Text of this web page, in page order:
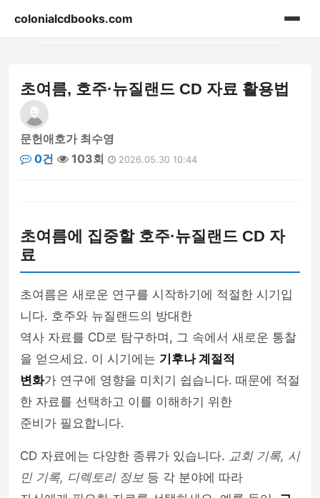
colonialcdbooks.com
게시판
초여름, 호주·뉴질랜드 CD 자료 활용법
문헌애호가 최수영
0건
103회 2026.05.30 10:44
초여름에 집중할 호주·뉴질랜드 CD 자
료
초여름은 새로운 연구를 시작하기에 적절한 시기입
니다. 호주와 뉴질랜드의 방대한
역사 자료를 CD로 탐구하며, 그 속에서 새로운 통찰
을 얻으세요. 이 시기에는 기후나 계절적
변화가 연구에 영향을 미치기 쉽습니다. 때문에 적절
한 자료를 선택하고 이를 이해하기 위한
준비가 필요합니다.
CD 자료에는 다양한 종류가 있습니다. 교회 기록, 시
민 기록, 디렉토리 정보 등 각 분야에 따라